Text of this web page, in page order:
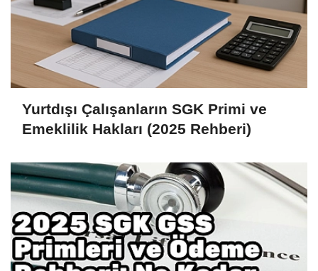
Yurtdışı Çalışanların SGK Primi ve
Emeklilik Hakları (2025 Rehberi)